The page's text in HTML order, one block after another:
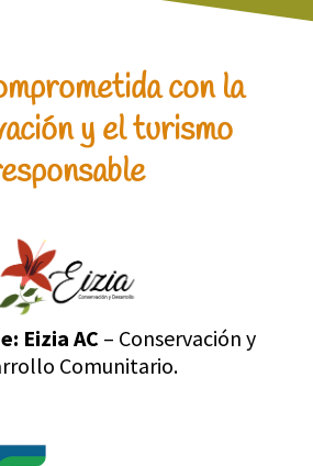
con la
y el turismo
Eizia AC – Conservación y
Comunitario.